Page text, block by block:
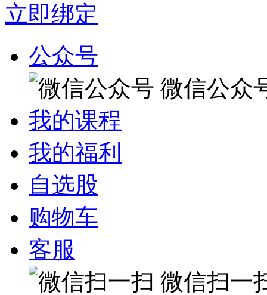
立即绑定
公众号
微信公众
我的课程
我的福利
自选股
购物车
客服
微信扫一